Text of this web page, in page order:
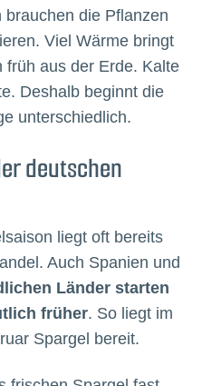
die Pflanzen
Viel Wärme bringt
früh aus der Erde. Kalte
Deshalb beginnt die
unterschiedlich.
deutschen
liegt oft bereits
Auch Spanien und
Länder starten
früher. So liegt im
Spargel bereit.